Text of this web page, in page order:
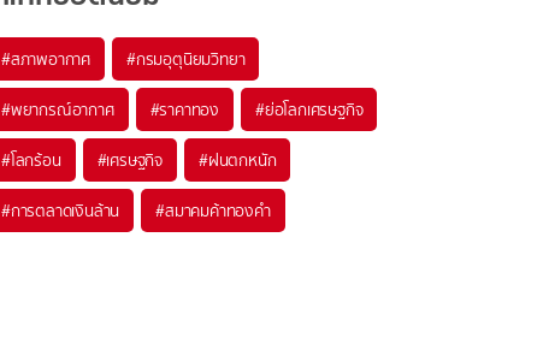
#สภาพอากาศ #กรมอุตุนิยมวิทยา
#พยากรณ์อากาศ #ราคาทอง #ย่อโลกเศรษฐกิจ
#โลกร้อน #เศรษฐกิจ #ฝนตกหนัก
#การตลาดเงินล้าน #สมาคมค้าทองคำ